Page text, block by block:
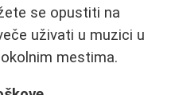
se opustiti na
uživati u muzici u
mestima.